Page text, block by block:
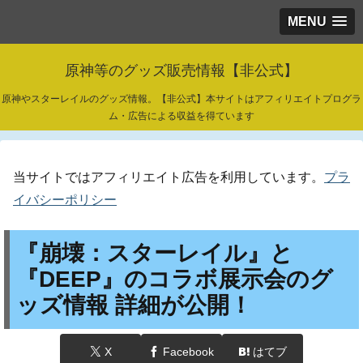
MENU
原神等のグッズ販売情報【非公式】
原神やスターレイルのグッズ情報。【非公式】本サイトはアフィリエイトプログラ
ム・広告による収益を得ています
当サイトではアフィリエイト広告を利用しています。 プラ
イバシーポリシー
『崩壊：スターレイル』と
『DEEP』のコラボ展示会のグ
ッズ情報 詳細が公開！
X Facebook はてブ